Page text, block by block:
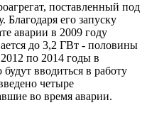
поставленный под
Благодаря его запуску
аварии в 2009 году
до 3,2 ГВт - половины
по 2014 годы в
вводиться в работу
четыре
во время аварии.